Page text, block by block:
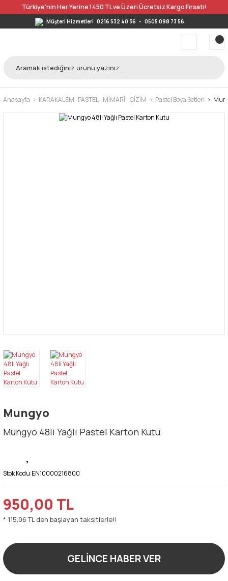
Türkiye’nin Her Yerine 1450 TL ve Üzeri Ücretsiz Kargo Fırsatı!
Müşteri Hizmetleri 0216 532 40 36 - 0505 098 73 56
Anasayfa KARAKALEM- PASTEL - MİMARİ - ÇİZİM Pastel Boya Setleri
Mungyo
Mungyo 48li Yağlı Pastel Karton Kutu
Stok Kodu:EN10000216800
950,00 TL
* 115,06 TL den başlayan taksitlerle!!
GELİNCE HABER VER